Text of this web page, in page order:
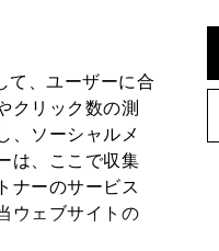
、ユーザーに合
クリック数の測
、ソーシャルメ
は、ここで収集
ナーのサービス
ウェブサイトの